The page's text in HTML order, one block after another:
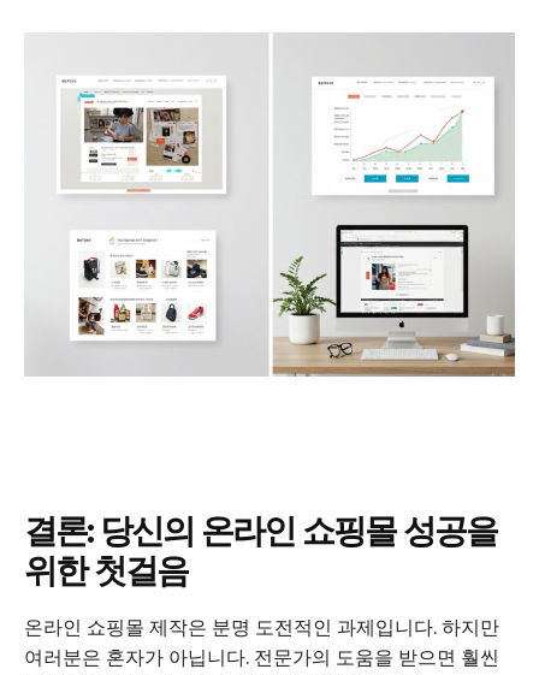
결론: 당신의 온라인 쇼핑몰 성공을
위한 첫걸음
온라인 쇼핑몰 제작은 분명 도전적인 과제입니다. 하지만
여러분은 혼자가 아닙니다. 전문가의 도움을 받으면 훨씬